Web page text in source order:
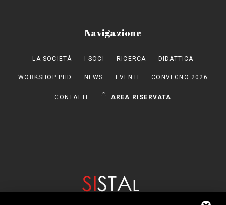
Navigazione
LA SOCIETÀ I SOCI RICERCA DIDATTICA
WORKSHOP PHD NEWS EVENTI CONVEGNO 2026
CONTATTI AREA RISERVATA